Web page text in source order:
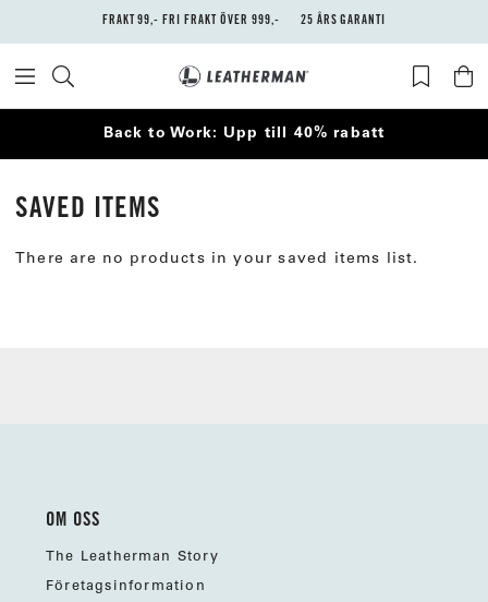
FRAKT 99,- FRI FRAKT ÖVER 999,- 25 ÅRS GARANTI
Back to Work: Upp till 40% rabatt
SAVED ITEMS
There are no products in your saved items list.
OM OSS
The Leatherman Story
Företagsinformation